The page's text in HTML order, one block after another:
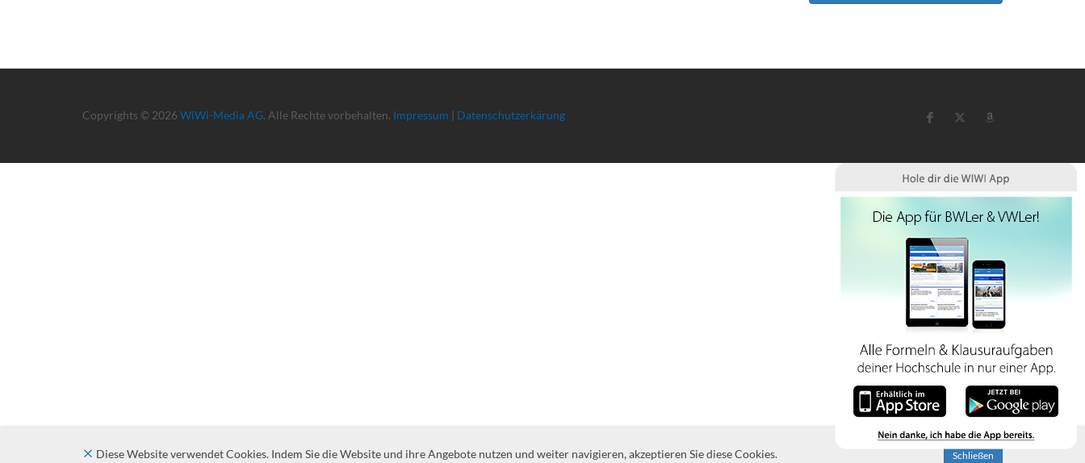
Copyrights © 2026 WiWi-Media AG. Alle Rechte vorbehalten. Impressum | Datenschutzerkärung
Diese Website verwendet Cookies. Indem Sie die Website und ihre Angebote nutzen und weiter navigieren, akzeptieren Sie diese Cookies. Schließen